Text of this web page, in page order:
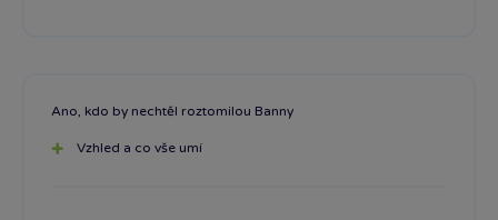
Ano, kdo by nechtěl roztomilou Banny
Vzhled a co vše umí